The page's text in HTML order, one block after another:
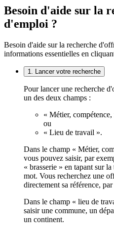
Besoin d'aide sur la
d'emploi ?
Besoin d'aide sur la recherche
informations essentielles en
1. Lancer votre recherche
Pour lancer une recherche
un des deux champs :
« Métier,
ou
« Lieu de travail ».
Dans le champ « Métier,
vous pouvez saisir, par
« brasserie » en tapant sur
mot. Vous recherchez une
directement sa référence,
Dans le champ « lieu de
saisir une commune, un
un continent.